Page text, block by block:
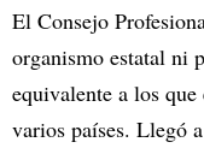
El Consejo
organismo estatal ni
equivalente a los
varios países. Llegó